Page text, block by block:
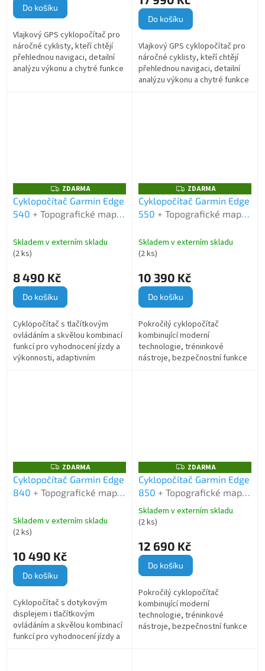
5,0
z
5
hvězdiček.
Do košíku
Vlajkový GPS cyklopočítač pro
náročné cyklisty, kteří chtějí
přehlednou navigaci, detailní
analýzu výkonu a chytré funkce
je
5,0
z
hvězdiček.
Do košíku
Vlajkový GPS cyklopočítač pro
náročné cyklisty, kteří chtějí
přehlednou navigaci, detailní
analýzu výkonu a chytré funkce
Z
D
A
R
M
ZDARMA
Cyklopočítač Garmin Edge
540 + Topografické mapy
Pro
Skladem v externím skladu
(2 ks)
8 490 Kč
Do košíku
Cyklopočítač s tlačítkovým
ovládáním a skvělou kombinací
funkcí pro vyhodnocení jízdy a
výkonnosti, adaptivním
Z
D
A
R
M
ZDARMA
Cyklopočítač Garmin Edge
550 + Topografické mapy
Skladem v externím skladu
(2 ks)
10 390 Kč
Do košíku
Pokročilý cyklopočítač
kombinující moderní
technologie, tréninkové
nástroje, bezpečnostní funkce
Z
D
A
R
M
ZDARMA
Cyklopočítač Garmin Edge
840 + Topografické mapy
Pro
Skladem v externím skladu
(2 ks)
10 490 Kč
Do košíku
Cyklopočítač s dotykovým
displejem i tlačítkovým
ovládáním a skvělou kombinací
funkcí pro vyhodnocení jízdy a
Z
D
A
R
M
A
ZDARMA
Cyklopočítač Garmin Edge
850 + Topografické mapy
Garmin TOPO CZECH Pro
Průměrné
hodnocení
produktu
je
5,0
z
hvězdiček.
Skladem v externím skladu
(2 ks)
12 690 Kč
Do košíku
Pokročilý cyklopočítač
kombinující moderní
technologie, tréninkové
nástroje, bezpečnostní funkce